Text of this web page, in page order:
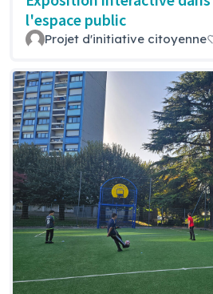
l'espace public
Projet d'initiative citoyenne